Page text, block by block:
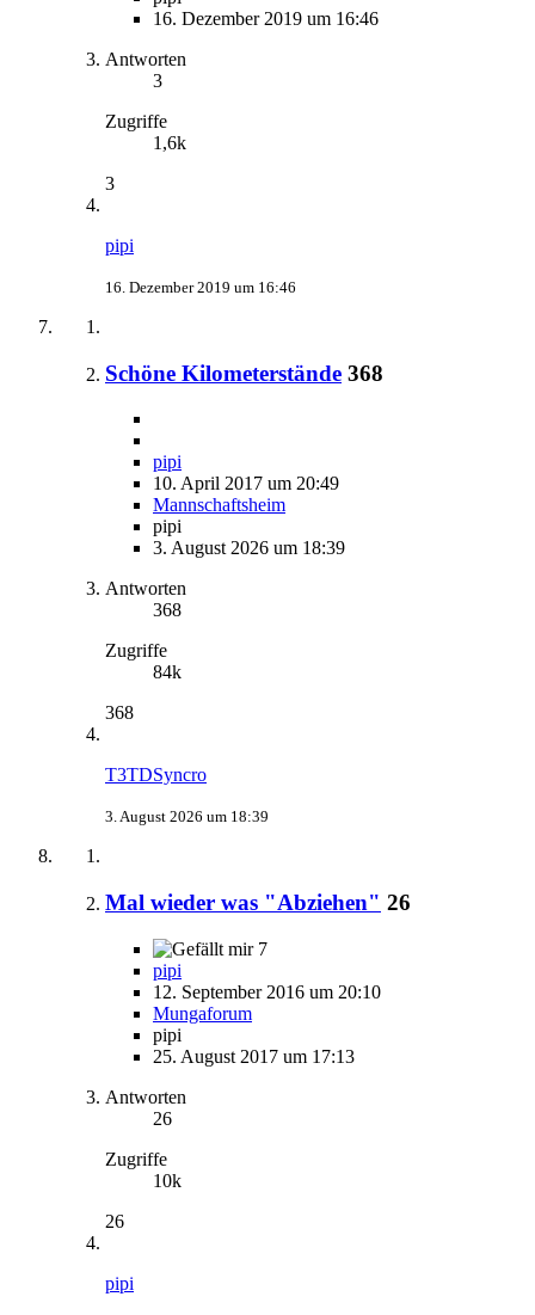
16. Dezember 2019 um 16:46
Antworten
3
Zugriffe
1,6k
3
pipi
16. Dezember 2019 um 16:46
Schöne Kilometerstände 368
pipi
10. April 2017 um 20:49
Mannschaftsheim
pipi
3. August 2026 um 18:39
Antworten
368
Zugriffe
84k
368
T3TDSyncro
3. August 2026 um 18:39
Mal wieder was "Abziehen" 26
7
pipi
12. September 2016 um 20:10
Mungaforum
pipi
25. August 2017 um 17:13
Antworten
26
Zugriffe
10k
26
pipi